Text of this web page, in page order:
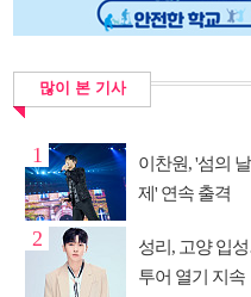
많이 본 기사
1
이찬원, '섬의
제' 연속 출격
2
성리, 고양 입
투어 열기 지속